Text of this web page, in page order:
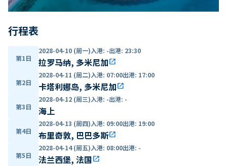
行程表
第1日
2028-04-10 (周一)入港: -出港: 23:30
拉罗马纳, 多米尼加open_in_new
第2日
2028-04-11 (周二)入港: 07:00出港: 17:00
卡塔利娜岛, 多米尼加open_in_new
第3日
2028-04-12 (周三)入港: -出港: -
海上
第4日
2028-04-13 (周四)入港: 09:00出港: 19:00
布里奇敦, 巴巴多斯open_in_new
第5日
2028-04-14 (周五)入港: 08:00出港: -
法兰西堡, 法国open_in_new